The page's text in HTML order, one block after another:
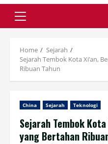
Primary
Menu
Home
Sejarah
Sejarah Tembok Kota Xi’an,
Ribuan Tahun
China Sejarah Teknologi
Sejarah Tembok
yang Bertahan